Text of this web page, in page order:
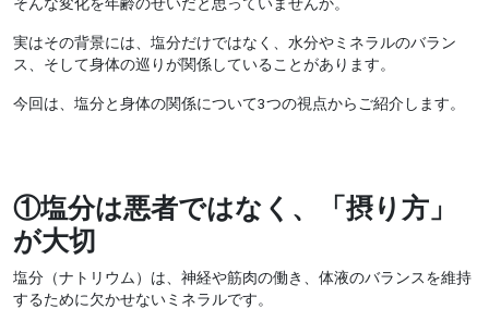
実はその背景には、塩分だけではなく、水分やミネラルのバラン
ス、そして身体の巡りが関係していることがあります。
今回は、塩分と身体の関係について3つの視点からご紹介します。
①塩分は悪者ではなく、「摂り方」
が大切
塩分（ナトリウム）は、神経や筋肉の働き、体液のバランスを維持
するために欠かせないミネラルです。